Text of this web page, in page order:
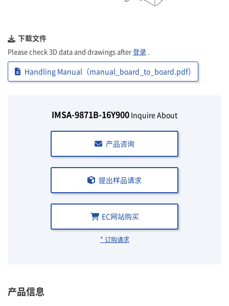
下载文件
Please check 3D data and drawings after登录 .
Handling Manual（manual_board_to_board.pdf）
IMSA-9871B-16Y900 Inquire About
产品咨询
提出样品请求
EC网站购买
* 订购请求
产品信息